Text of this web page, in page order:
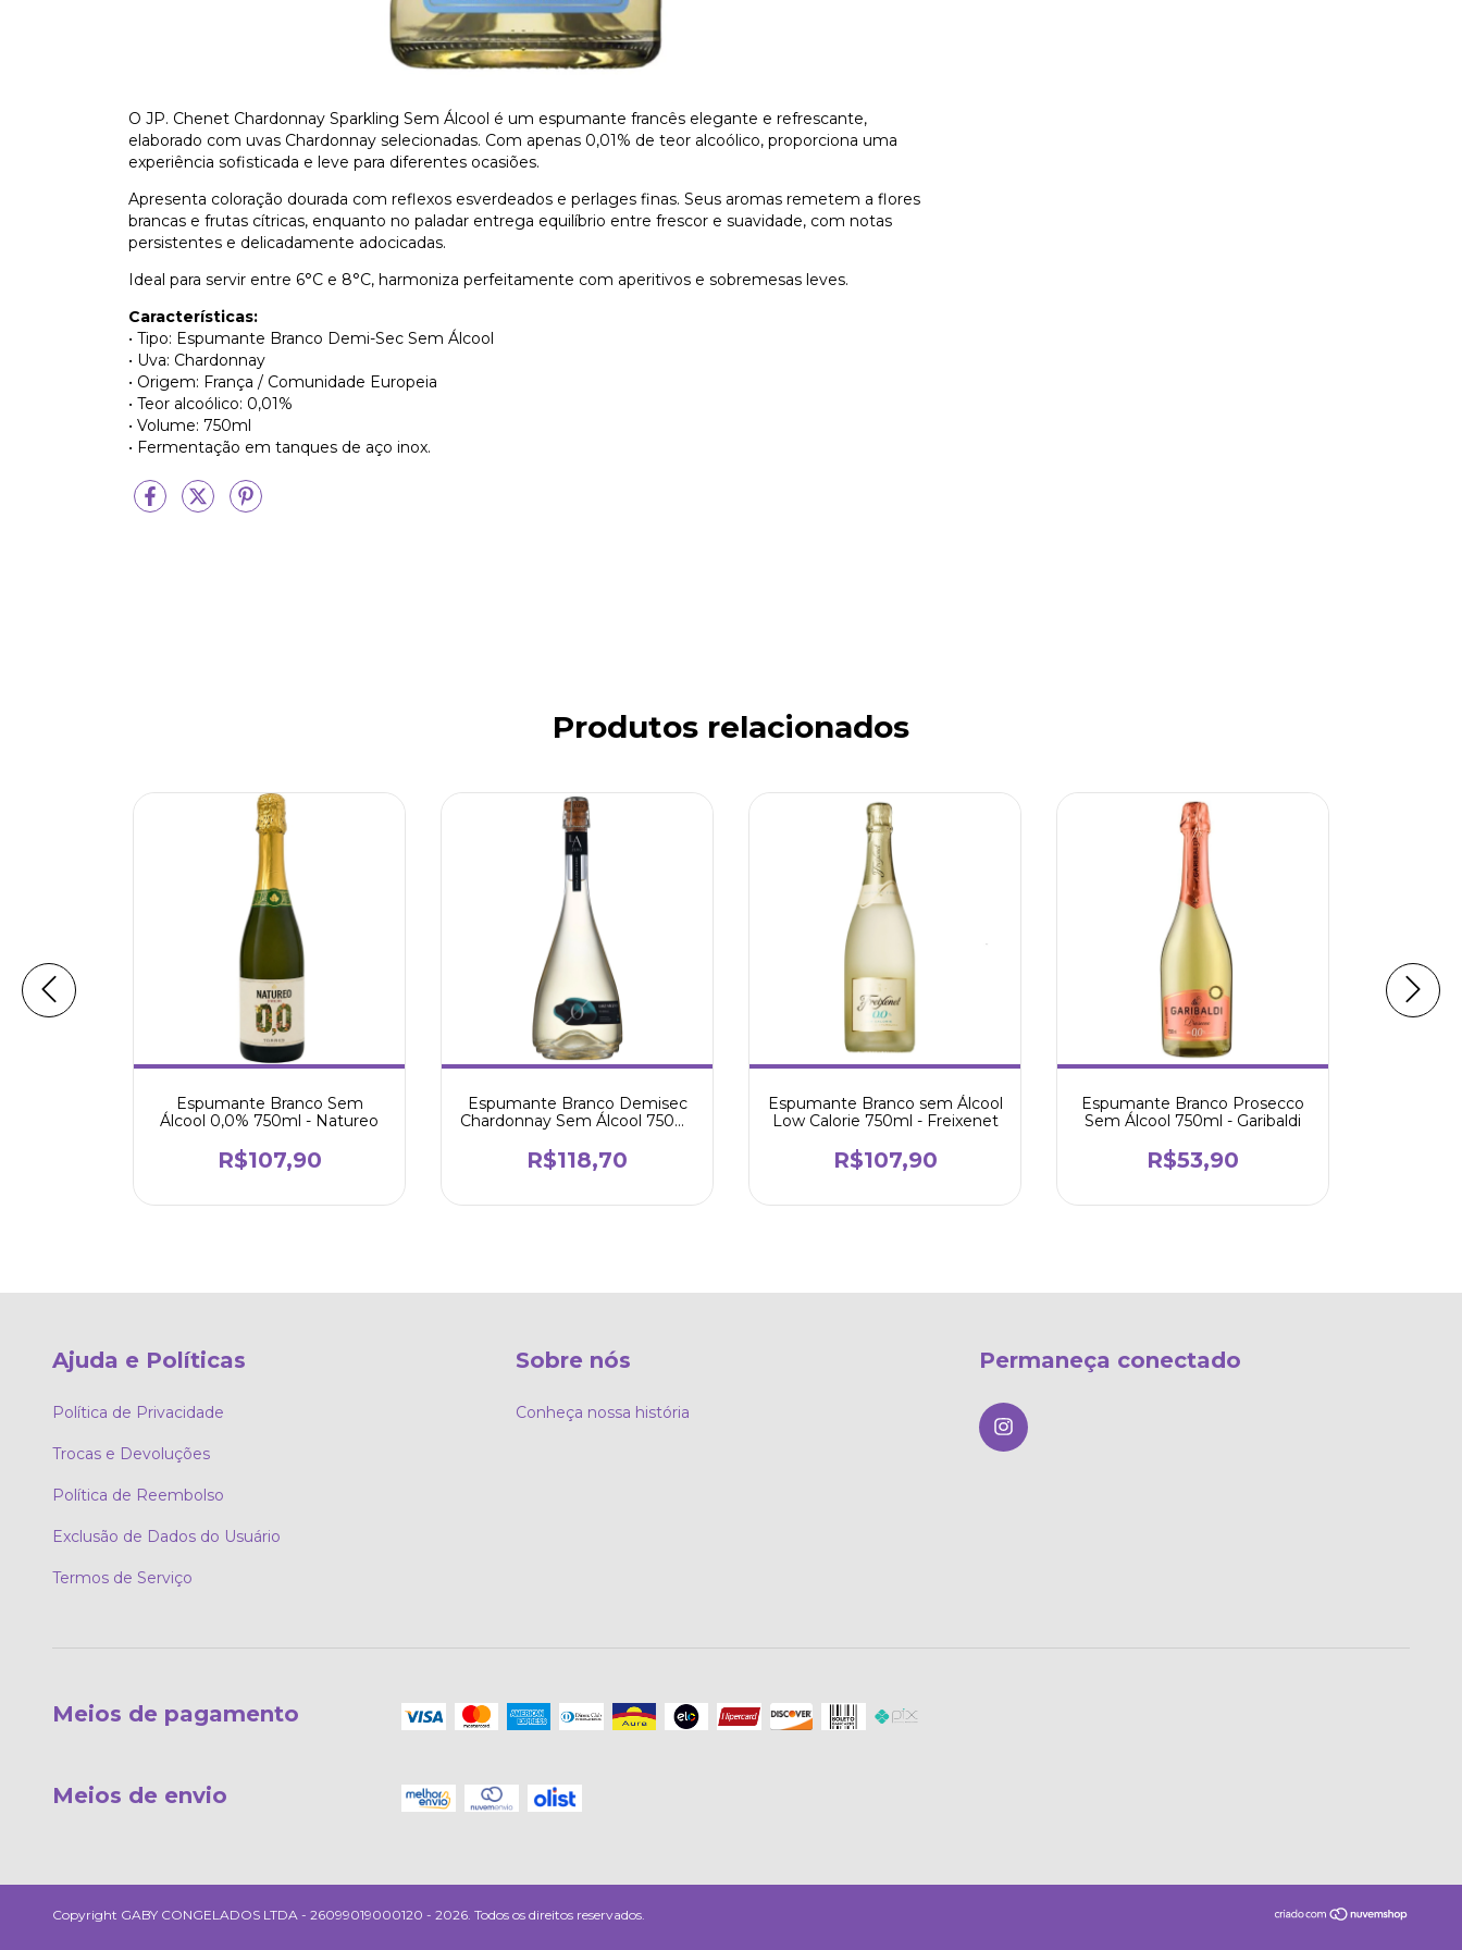
O JP. Chenet Chardonnay Sparkling Sem Álcool é um espumante francês elegante e refrescante,
elaborado com uvas Chardonnay selecionadas. Com apenas 0,01% de teor alcoólico, proporciona uma
experiência sofisticada e leve para diferentes ocasiões.
Apresenta coloração dourada com reflexos esverdeados e perlages finas. Seus aromas remetem a flores
brancas e frutas cítricas, enquanto no paladar entrega equilíbrio entre frescor e suavidade, com notas
persistentes e delicadamente adocicadas.
Ideal para servir entre 6°C e 8°C, harmoniza perfeitamente com aperitivos e sobremesas leves.
Características:
• Tipo: Espumante Branco Demi-Sec Sem Álcool
• Uva: Chardonnay
• Origem: França / Comunidade Europeia
• Teor alcoólico: 0,01%
• Volume: 750ml
• Fermentação em tanques de aço inox.
Produtos relacionados
Espumante Branco Sem
Álcool 0,0% 750ml - Natureo
R$107,90
Espumante Branco Demisec
Chardonnay Sem Álcool 750ml
R$118,70
Espumante Branco sem Álcool
Low Calorie 750ml - Freixenet
R$107,90
Espumante Branco Prosecco
Sem Álcool 750ml - Garibaldi
R$53,90
Ajuda e Políticas
Política de Privacidade
Trocas e Devoluções
Política de Reembolso
Exclusão de Dados do Usuário
Termos de Serviço
Sobre nós
Conheça nossa história
Permaneça conectado
Meios de pagamento
Meios de envio
Copyright GABY CONGELADOS LTDA - 26099019000120 - 2026. Todos os direitos reservados.